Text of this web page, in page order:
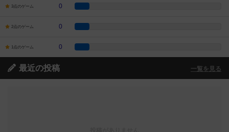
3点のゲーム 0
2点のゲーム 0
1点のゲーム 0
最近の投稿 一覧を見る